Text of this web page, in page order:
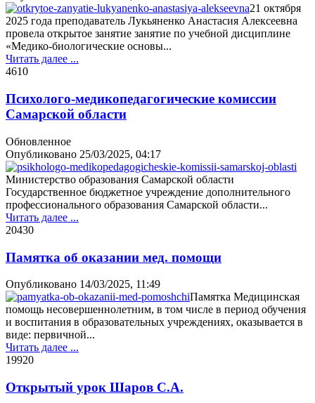
21 октября
2025 года преподаватель Лукьяненко Анастасия Алексеевна
провела открытое занятие занятие по учебной дисциплине
«Медико-биологические основы...
Читать далее ...
4610
Психолого-медикопедагогические комиссии
Самарской области
Обновленное
Опубликовано 25/03/2025, 04:17
Министерство образования Самарской области
Государственное бюджетное учреждение дополнительного
профессионального образования Самарской области...
Читать далее ...
20430
Памятка об оказании мед. помощи
Опубликовано 14/03/2025, 11:49
Памятка Медицинская
помощь несовершеннолетним, в том числе в период обучения
и воспитания в образовательных учреждениях, оказывается в
виде: первичной...
Читать далее ...
19920
Открытый урок Шаров С.А.